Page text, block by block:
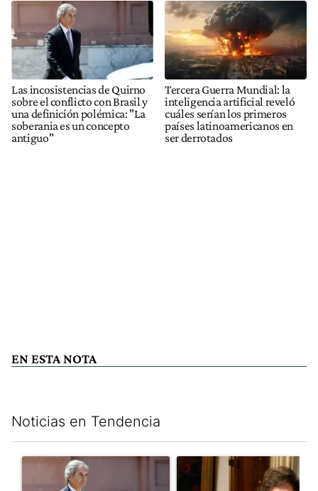
Las incosistencias de Quirno
sobre el conflicto con Brasil y
una definición polémica: "La
soberania es un concepto
antiguo"
Tercera Guerra Mundial: la
inteligencia artificial reveló
cuáles serían los primeros
países latinoamericanos en
ser derrotados
EN ESTA NOTA
Noticias en Tendencia
Un artículo de tendencia con el título "Las incosistencias de
Un artículo de tendencia con